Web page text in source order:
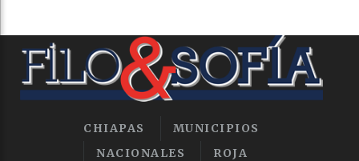
CHIAPAS
MUNICIPIOS
NACIONALES
ROJA